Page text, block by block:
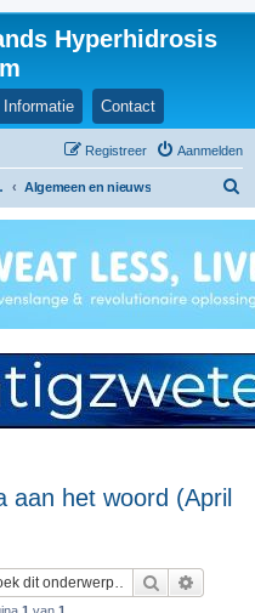
Hyperhidrosis
Informatie Contact
Aanmelden
Registreer
Algemeen en nieuws
k
aan het woord (April
Zoek